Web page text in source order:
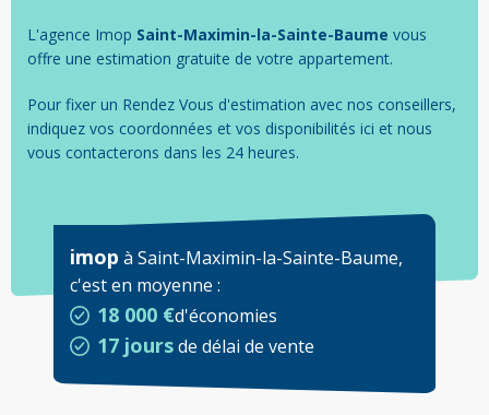
L'agence Imop Saint-Maximin-la-Sainte-Baume vous
offre une estimation gratuite de votre appartement.
Pour fixer un Rendez Vous d'estimation avec nos conseillers,
indiquez vos coordonnées et vos disponibilités ici et nous
vous contacterons dans les 24 heures.
imop à Saint-Maximin-la-Sainte-Baume,
c'est en moyenne :
18 000 €d'économies
17 joursde délai de vente